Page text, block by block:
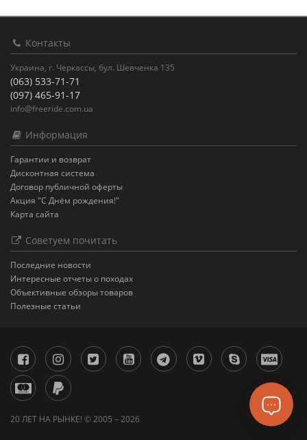
Контакты
Украина, г. Черкассы, бул. Шевченка 135
(063) 533-71-71
(097) 465-91-17
info@freeride.com.ua
Информация
Гарантии и возврат
Дисконтная система
Договор публичной оферты
Акция "С Днём рождения!"
Карта сайта
Советуем почитать
Последние новости
Интересные отчеты о походах
Объективные обзоры товаров
Полезные статьи
20 ЛЕТ НА РЫНКЕ! © 2005 – 2026